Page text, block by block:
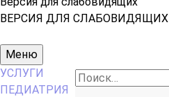
ВЕРСИЯ ДЛЯ СЛАБОВИДЯЩИХ
Основное
меню
Меню
Найти:
УСЛУГИ
ПЕДИАТРИЯ